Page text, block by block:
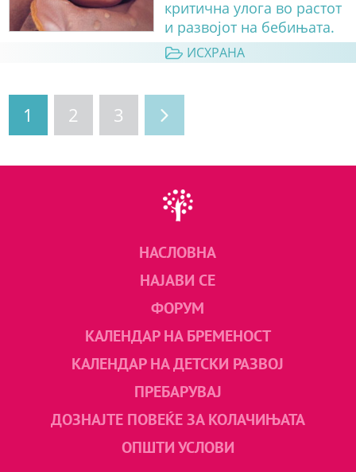
критична улога во растот
и развојот на бебињата.
ИСХРАНА
1 2 3
НАСЛОВНА
НАЈАВИ СЕ
ФОРУМ
КАЛЕНДАР НА БРЕМЕНОСТ
КАЛЕНДАР НА ДЕТСКИ РАЗВОЈ
ПРЕБАРУВАЈ
ДОЗНАЈТЕ ПОВЕЌЕ ЗА КОЛАЧИЊАТА
ОПШТИ УСЛОВИ